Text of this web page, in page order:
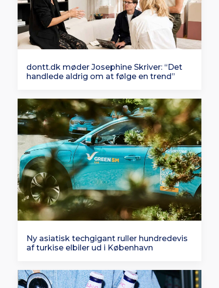
dontt.dk møder Josephine Skriver: “Det
handlede aldrig om at følge en trend”
Ny asiatisk techgigant ruller hundredevis
af turkise elbiler ud i København